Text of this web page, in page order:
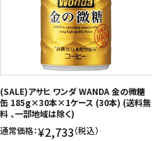
(SALE)アサヒ ワンダ WANDA 金の微糖
缶 185g×30本×1ケース (30本) (送料無
料 、一部地域は除く)
通常価格：¥2,733（税込）